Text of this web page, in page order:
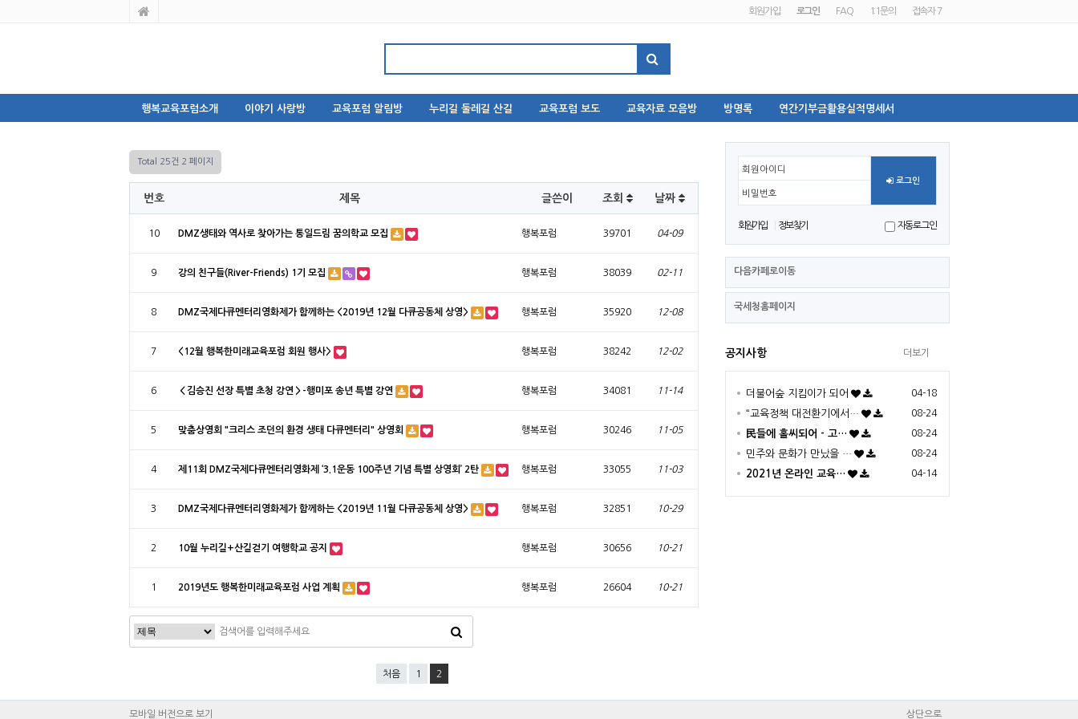
회원가입 로그인 FAQ 1:1문의 접속자 7
행복교육포럼소개 이야기 사랑방 교육포럼 알림방 누리길 둘레길 산길 교육포럼 보도 교육자료 모음방 방명록 연간기부금활용실적명세서
회원아이디
비밀번호
로그인
회원가입 정보찾기 자동로그인
다음카페로이동
국세청홈페이지
공지사항
더불어숲 지킴이가 되어 04-18
“교육정책 대전환기에서… 08-24
民들에 홀씨되어 - 고… 08-24
민주와 문화가 만났을 … 08-24
2021년 온라인 교육… 04-14
더보기
Total 25건 2 페이지
번호 제목 글쓴이 조회 날짜
10 DMZ생태와 역사로 찾아가는 통일드림 꿈의학교 모집 행복포럼 39701 04-09
9 강의 친구들(River-Friends) 1기 모집 행복포럼 38039 02-11
8 DMZ국제다큐멘터리영화제가 함께하는 <2019년 12월 다큐공동체 상영> 행복포럼 35920 12-08
7 <12월 행복한미래교육포럼 회원 행사> 행복포럼 38242 12-02
6 ＜김승진 선장 특별 초청 강연＞-행미포 송년 특별 강연 행복포럼 34081 11-14
5 맞춤상영회 "크리스 조던의 환경 생태 다큐멘터리" 상영회 행복포럼 30246 11-05
4 제11회 DMZ국제다큐멘터리영화제 ‘3.1운동 100주년 기념 특별 상영회’ 2탄 행복포럼 33055 11-03
3 DMZ국제다큐멘터리영화제가 함께하는 <2019년 11월 다큐공동체 상영> 행복포럼 32851 10-29
2 10월 누리길+산길걷기 여행학교 공지 행복포럼 30656 10-21
1 2019년도 행복한미래교육포럼 사업 계획 행복포럼 26604 10-21
처음 1 2
모바일 버전으로 보기 상단으로